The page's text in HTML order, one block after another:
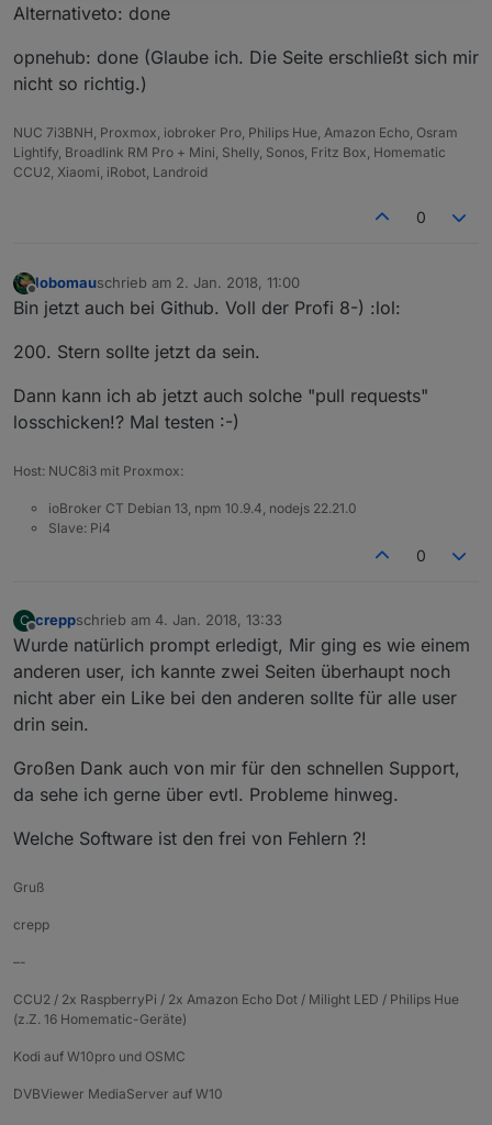
Alternativeto: done
opnehub: done (Glaube ich. Die Seite erschließt sich mir
nicht so richtig.)
NUC 7i3BNH, Proxmox, iobroker Pro, Philips Hue, Amazon Echo, Osram
Lightify, Broadlink RM Pro + Mini, Shelly, Sonos, Fritz Box, Homematic
CCU2, Xiaomi, iRobot, Landroid
0
Offline
lobomauschrieb am 2. Jan. 2018, 11:00
zuletzt editiert von
Bin jetzt auch bei Github. Voll der Profi 8-) :lol:
200. Stern sollte jetzt da sein.
Dann kann ich ab jetzt auch solche "pull requests"
losschicken!? Mal testen :-)
Host: NUC8i3 mit Proxmox:
ioBroker CT Debian 13, npm 10.9.4, nodejs 22.21.0
Slave: Pi4
0
C
Offline
creppschrieb am 4. Jan. 2018, 13:33
zuletzt editiert von
Wurde natürlich prompt erledigt, Mir ging es wie einem
anderen user, ich kannte zwei Seiten überhaupt noch
nicht aber ein Like bei den anderen sollte für alle user
drin sein.
Großen Dank auch von mir für den schnellen Support,
da sehe ich gerne über evtl. Probleme hinweg.
Welche Software ist den frei von Fehlern ?!
Gruß
crepp
–-
CCU2 / 2x RaspberryPi / 2x Amazon Echo Dot / Milight LED / Philips Hue
(z.Z. 16 Homematic-Geräte)
Kodi auf W10pro und OSMC
DVBViewer MediaServer auf W10